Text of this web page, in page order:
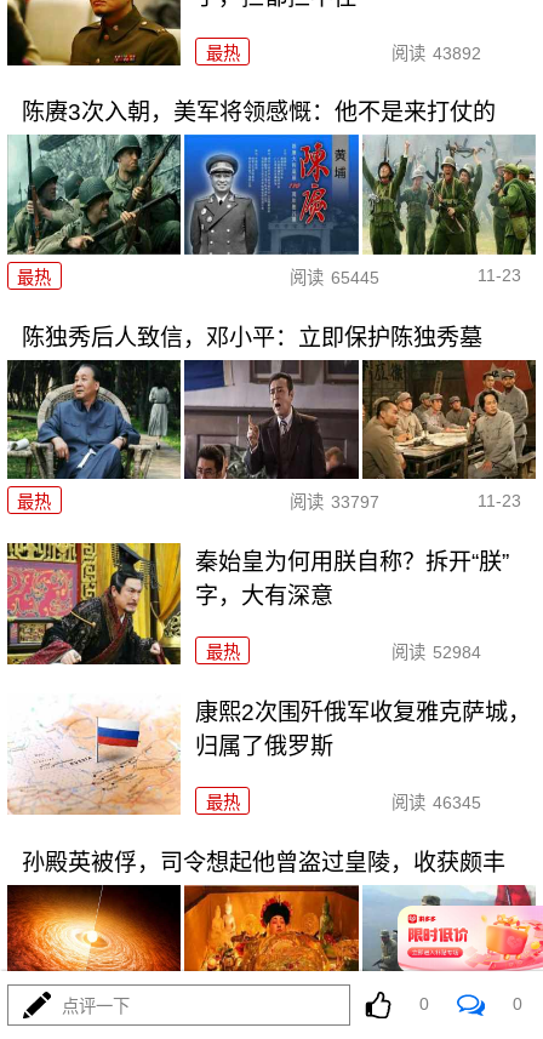
最热 阅读 43892
陈赓3次入朝，美军将领感慨：他不是来打仗的
最热 阅读 65445 11-23
陈独秀后人致信，邓小平：立即保护陈独秀墓
最热 阅读 33797 11-23
秦始皇为何用朕自称？拆开“朕”
字，大有深意
最热 阅读 52984
康熙2次围歼俄军收复雅克萨城，
归属了俄罗斯
最热 阅读 46345
孙殿英被俘，司令想起他曾盗过皇陵，收获颇丰
最热 阅读 44396
点评一下 0 0